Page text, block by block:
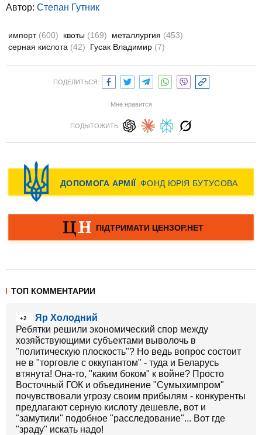
Автор: Степан Гутник
импорт (600) квоты (169) металлургия (453)
серная кислота (42) Гусак Владимир (7)
ПОДЕЛИТЬСЯ:
Мне нравится
ПОДЫТОЖИТЬ:
ТОП КОММЕНТАРИИ
+2
Яр Холодний
Ребятки решили экономический спор между
хозяйствующими субъектами выволочь в
"политическую плоскость"? Но ведь вопрос состоит
не в "торговле с оккупантом" - туда и Беларусь
втянута! Она-то, "каким боком" к войне? Просто
Восточный ГОК и объединение "Сумыхимпром"
почувствовали угрозу своим прибылям - конкуренты
предлагают серную кислоту дешевле, вот и
"замутили" подобное "расследование"... Вот где
"зраду" искать надо!